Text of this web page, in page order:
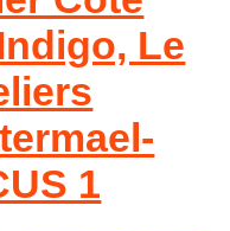
Le
1